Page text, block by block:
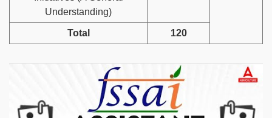
Understanding)
Total 120